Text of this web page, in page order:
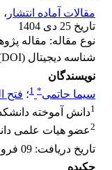
مقالات آماده انتشار
تاریخ 25 دی 1404
نوع مقاله: مقاله
شناسه دیجیتال (DOI):
نویسندگان
سیما حاتمی*
1؛ فتح
1دانش آموخته
2عضو هیات علمی
تاریخ دریافت: 09 فروردین 1402
چکیده